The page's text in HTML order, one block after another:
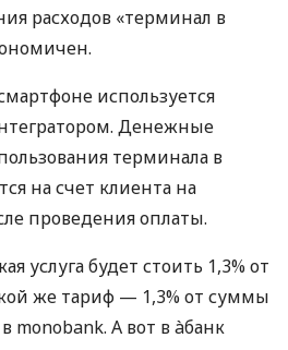
расходов «терминал в
используется
Денежные
терминала в
на счет клиента на
проведения оплаты.
услуга будет стоить 1,3% от
же тариф — 1,3% от суммы
А вот в àбанк